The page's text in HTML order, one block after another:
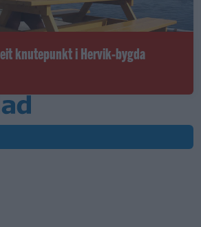
knutepunkt i Hervik-bygda